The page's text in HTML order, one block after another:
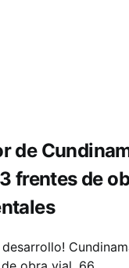
de
frentes de